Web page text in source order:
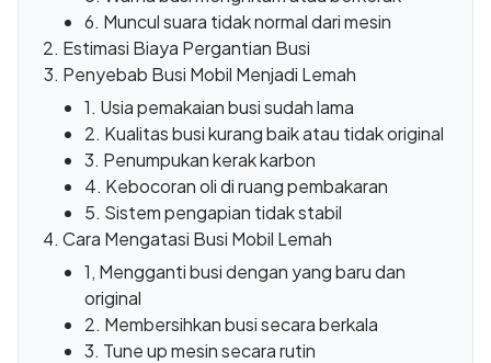
6. Muncul suara tidak normal dari mesin
Estimasi Biaya Pergantian Busi
Penyebab Busi Mobil Menjadi Lemah
1. Usia pemakaian busi sudah lama
2. Kualitas busi kurang baik atau tidak original
3. Penumpukan kerak karbon
4. Kebocoran oli di ruang pembakaran
5. Sistem pengapian tidak stabil
Cara Mengatasi Busi Mobil Lemah
1, Mengganti busi dengan yang baru dan
original
2. Membersihkan busi secara berkala
3. Tune up mesin secara rutin